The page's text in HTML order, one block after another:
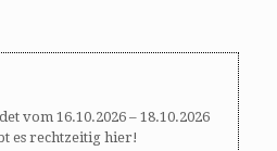
vom 16.10.2026 – 18.10.2026
es rechtzeitig hier!